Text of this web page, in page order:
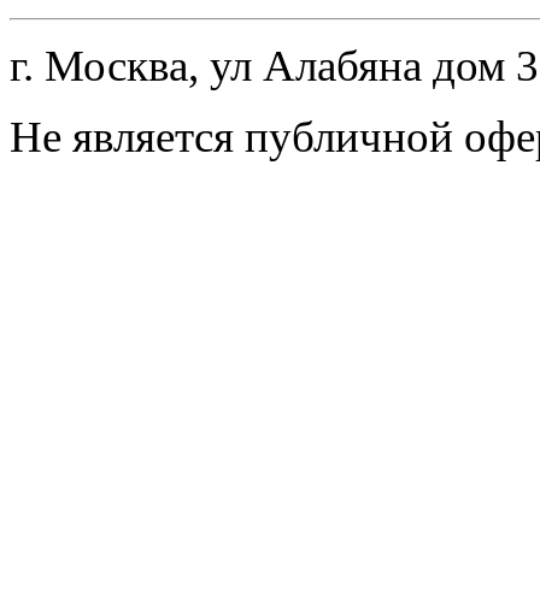
г. Москва, ул Алабяна дом
Не является публичной